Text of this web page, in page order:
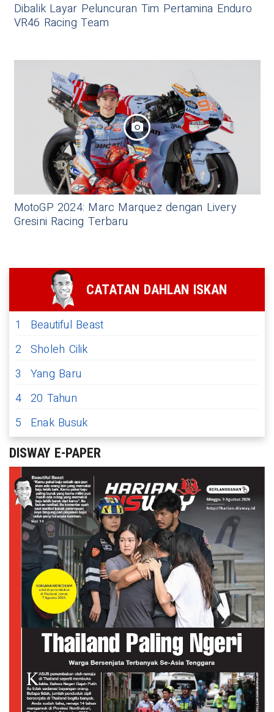
Dibalik Layar Peluncuran Tim Pertamina Enduro
VR46 Racing Team
MotoGP 2024: Marc Marquez dengan Livery
Gresini Racing Terbaru
CATATAN DAHLAN ISKAN
1
Beautiful Beast
2 Sholeh Cilik
3
Yang Baru
4 20 Tahun
5
Enak Busuk
DISWAY E-PAPER